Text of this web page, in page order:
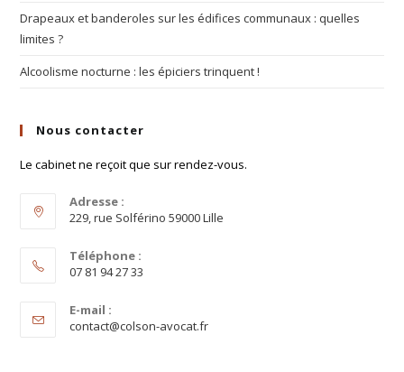
Drapeaux et banderoles sur les édifices communaux : quelles
limites ?
Alcoolisme nocturne : les épiciers trinquent !
Nous contacter
Le cabinet ne reçoit que sur rendez-vous.
Adresse :
229, rue Solférino 59000 Lille
Téléphone :
07 81 94 27 33
E-mail :
contact@colson-avocat.fr